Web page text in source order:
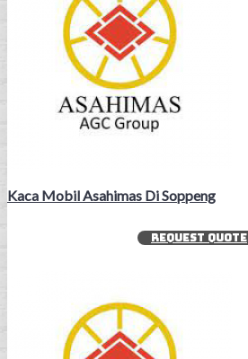
Kaca Mobil Asahimas Di Soppeng
REQUEST QUOTE